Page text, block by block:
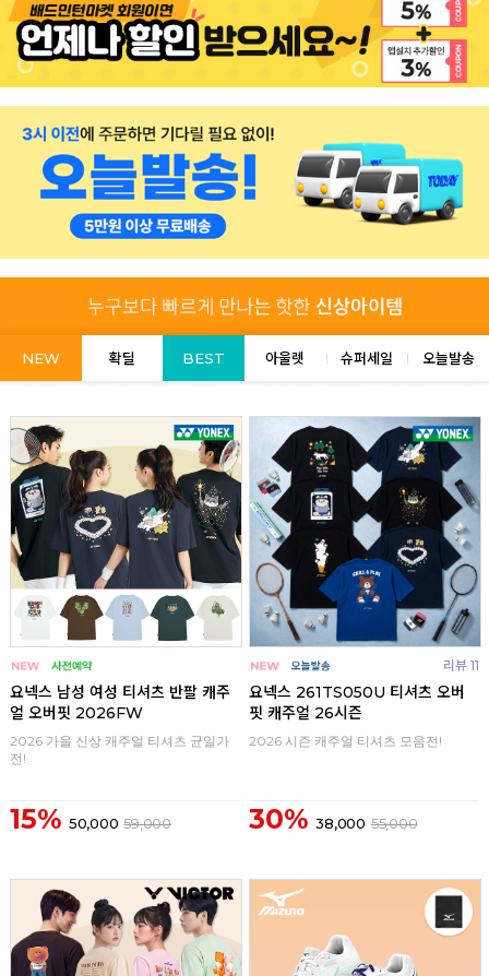
NEW 확딜 BEST 아울렛 슈퍼세일 오늘발송
요넥스 남성 여성 티셔츠 반팔 캐주
얼 오버핏 2026FW
2026 가을 신상 캐주얼 티셔츠 균일가
전!
15% 50,000 59,000
리뷰 11
요넥스 261TS050U 티셔츠 오버
핏 캐주얼 26시즌
2026 시즌 캐주얼 티셔츠 모음전!
30% 38,000 55,000